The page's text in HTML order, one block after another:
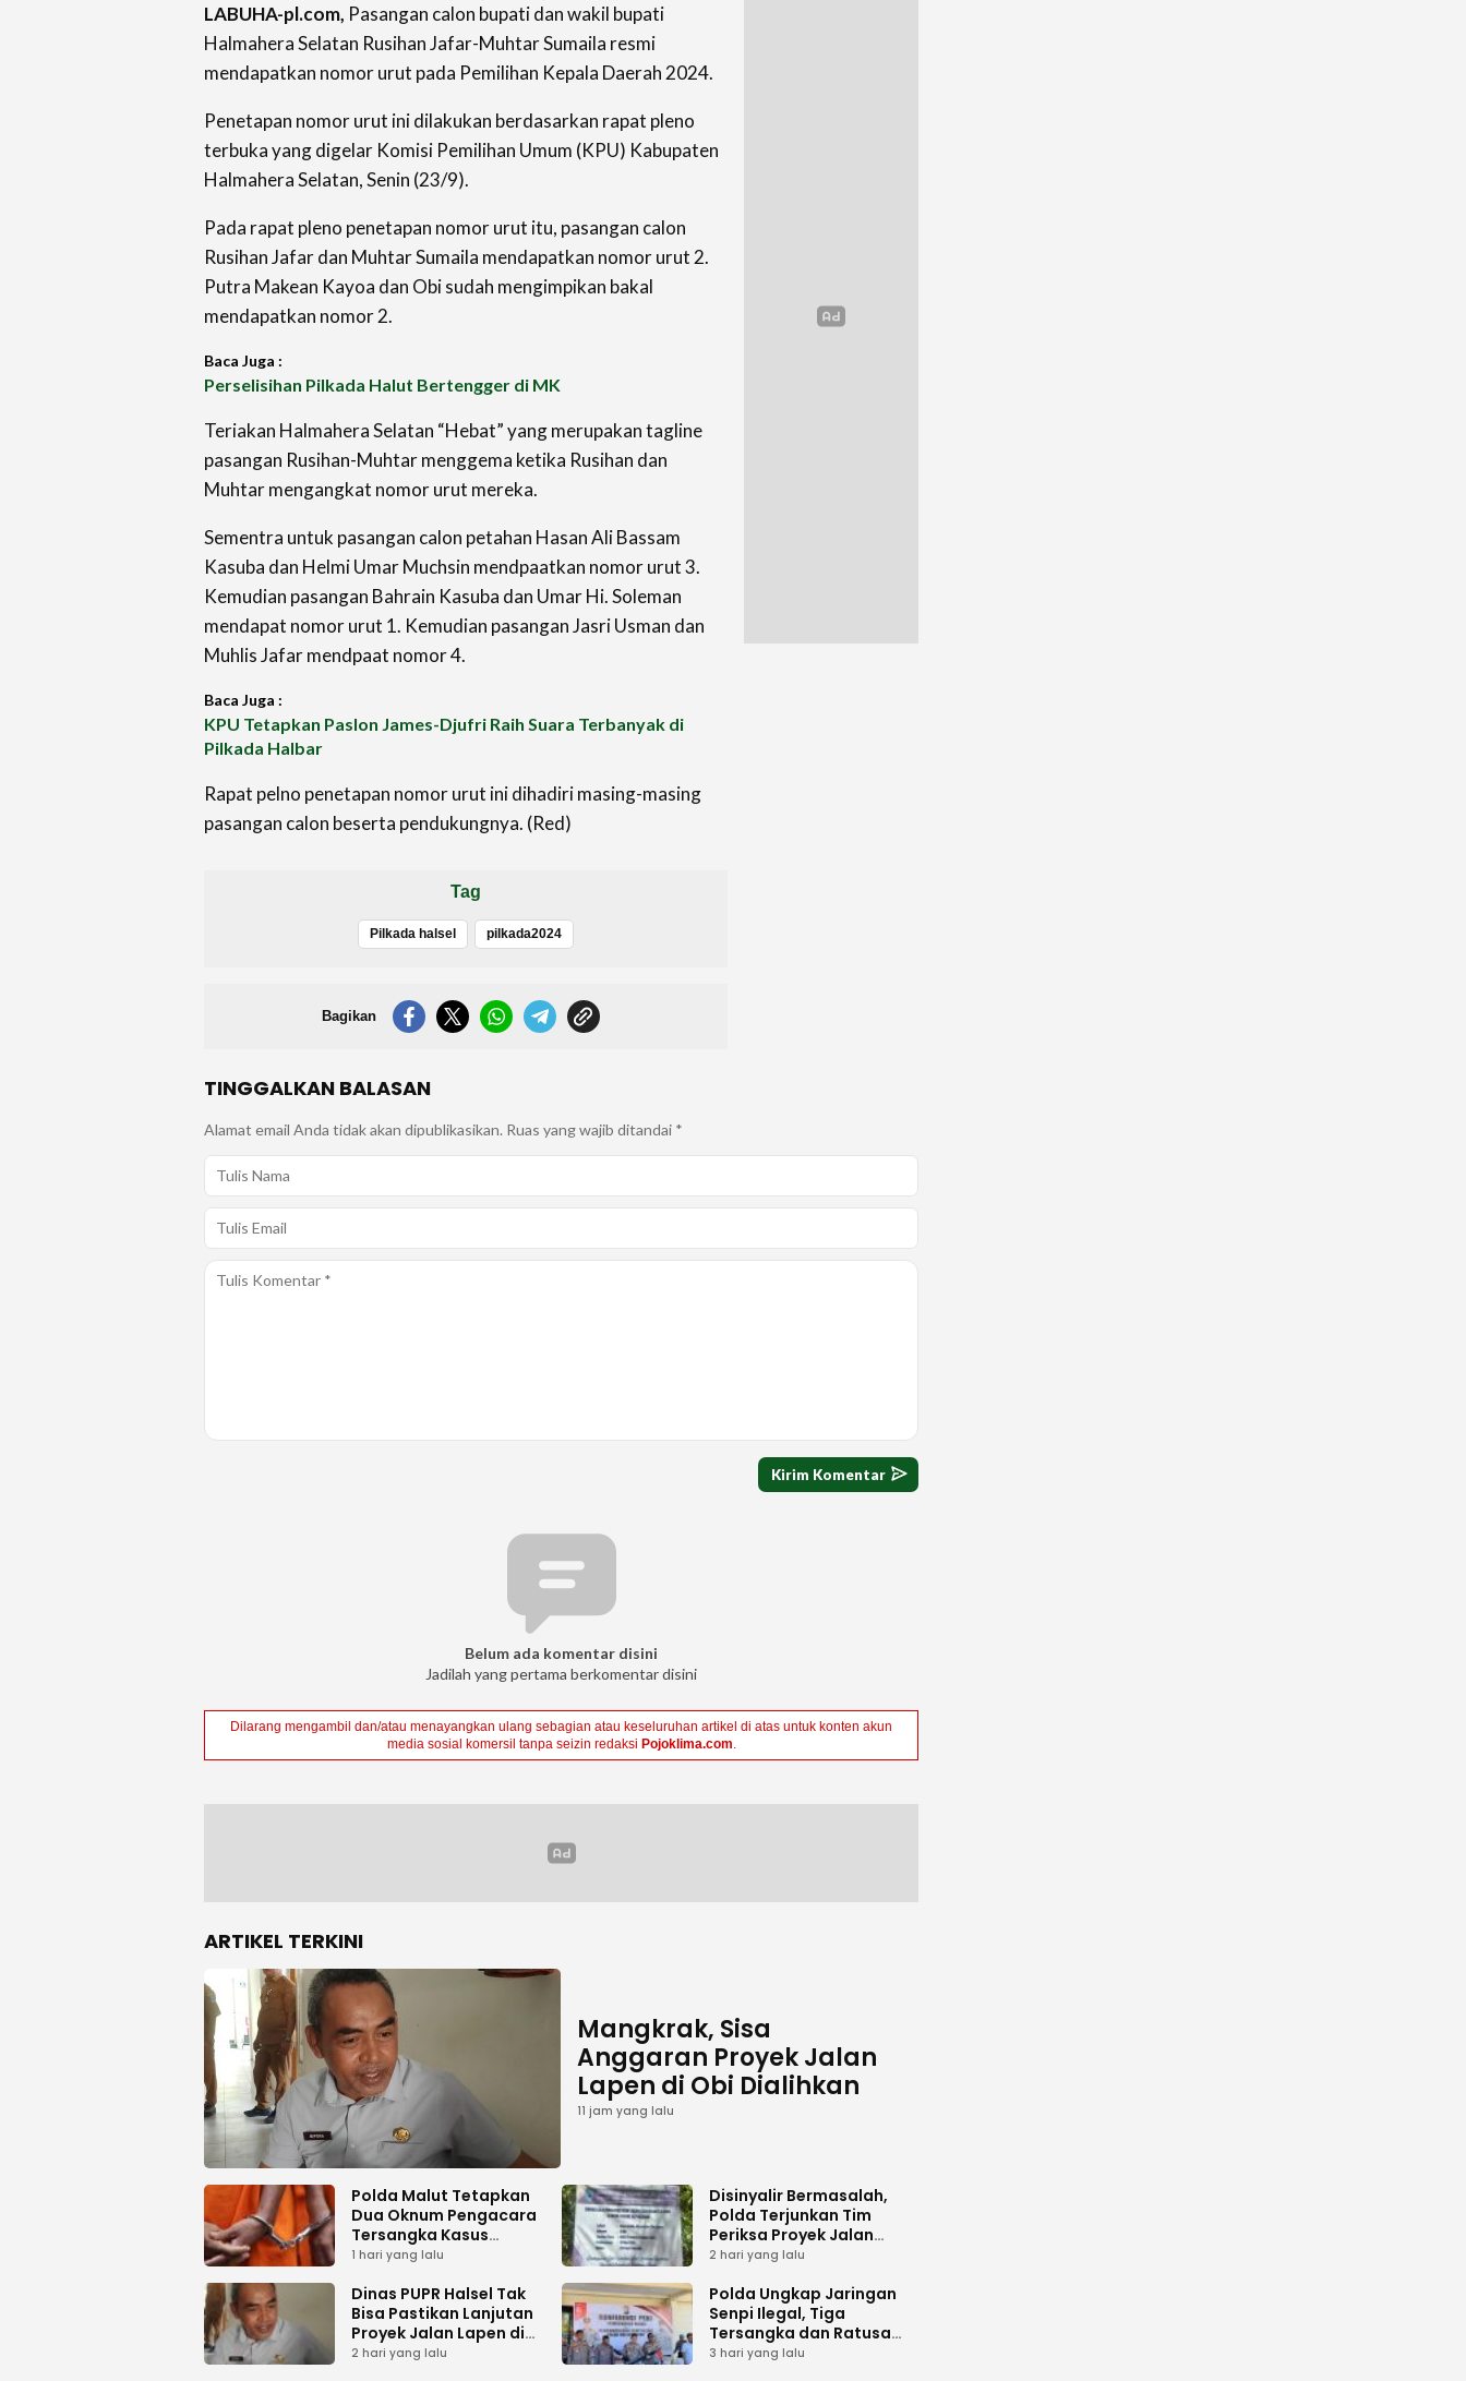
LABUHA-pl.com, Pasangan calon bupati dan wakil bupati
Halmahera Selatan Rusihan Jafar-Muhtar Sumaila resmi
mendapatkan nomor urut pada Pemilihan Kepala Daerah 2024.
Penetapan nomor urut ini dilakukan berdasarkan rapat pleno
terbuka yang digelar Komisi Pemilihan Umum (KPU) Kabupaten
Halmahera Selatan, Senin (23/9).
Pada rapat pleno penetapan nomor urut itu, pasangan calon
Rusihan Jafar dan Muhtar Sumaila mendapatkan nomor urut 2.
Putra Makean Kayoa dan Obi sudah mengimpikan bakal
mendapatkan nomor 2.
Baca Juga :
Perselisihan Pilkada Halut Bertengger di MK
Teriakan Halmahera Selatan “Hebat” yang merupakan tagline
pasangan Rusihan-Muhtar menggema ketika Rusihan dan
Muhtar mengangkat nomor urut mereka.
Sementra untuk pasangan calon petahan Hasan Ali Bassam
Kasuba dan Helmi Umar Muchsin mendpaatkan nomor urut 3.
Kemudian pasangan Bahrain Kasuba dan Umar Hi. Soleman
mendapat nomor urut 1. Kemudian pasangan Jasri Usman dan
Muhlis Jafar mendpaat nomor 4.
Baca Juga :
KPU Tetapkan Paslon James-Djufri Raih Suara Terbanyak di
Pilkada Halbar
Rapat pelno penetapan nomor urut ini dihadiri masing-masing
pasangan calon beserta pendukungnya. (Red)
Tag
Pilkada halsel pilkada2024
Bagikan
TINGGALKAN BALASAN
Alamat email Anda tidak akan dipublikasikan. Ruas yang wajib ditandai *
Belum ada komentar disini
Jadilah yang pertama berkomentar disini
Dilarang mengambil dan/atau menayangkan ulang sebagian atau keseluruhan artikel di atas untuk konten akun
media sosial komersil tanpa seizin redaksi Pojoklima.com.
ARTIKEL TERKINI
Mangkrak, Sisa
Anggaran Proyek Jalan
Lapen di Obi Dialihkan
11 jam yang lalu
Polda Malut Tetapkan
Dua Oknum Pengacara
Tersangka Kasus
Pemalsuan Dokumen
1 hari yang lalu
Disinyalir Bermasalah,
Polda Terjunkan Tim
Periksa Proyek Jalan
Tani di Galala
2 hari yang lalu
Dinas PUPR Halsel Tak
Bisa Pastikan Lanjutan
Proyek Jalan Lapen di
Desa Sambiki
2 hari yang lalu
Polda Ungkap Jaringan
Senpi Ilegal, Tiga
Tersangka dan Ratusan
Amunisi Diamankan
3 hari yang lalu